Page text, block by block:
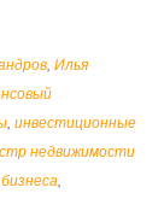
, Илья
, инвестиционные
недвижимости
,